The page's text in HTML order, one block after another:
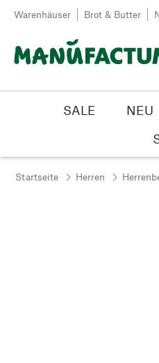
Zum Inhalt springen
Warenhäuser Brot & Butter
SALE NEU
Startseite Herren